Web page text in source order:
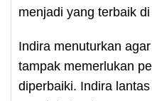
menjadi yang terbaik
Indira menuturkan
tampak memerlukan
diperbaiki. Indira